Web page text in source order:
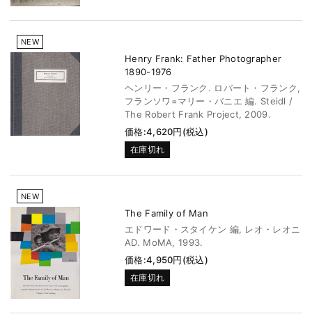
NEW
Henry Frank: Father Photographer
1890-1976
ヘンリー・フランク. ロバート・フランク,
フランソワ=マリー・バニエ 編. Steidl /
The Robert Frank Project, 2009.
価格:4,620円(税込)
在庫切れ
NEW
The Family of Man
エドワード・スタイケン 編, レオ・レオニ
AD. MoMA, 1993.
価格:4,950円(税込)
在庫切れ